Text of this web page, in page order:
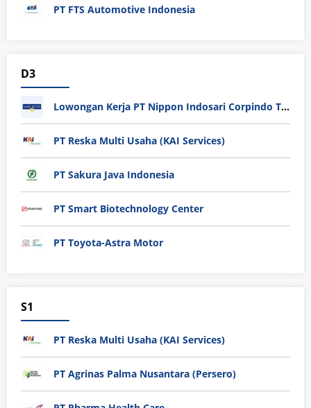
PT FTS Automotive Indonesia
D3
Lowongan Kerja PT Nippon Indosari Corpindo Tbk. Bulan Agustus 2026
PT Reska Multi Usaha (KAI Services)
PT Sakura Java Indonesia
PT Smart Biotechnology Center
PT Toyota-Astra Motor
S1
PT Reska Multi Usaha (KAI Services)
PT Agrinas Palma Nusantara (Persero)